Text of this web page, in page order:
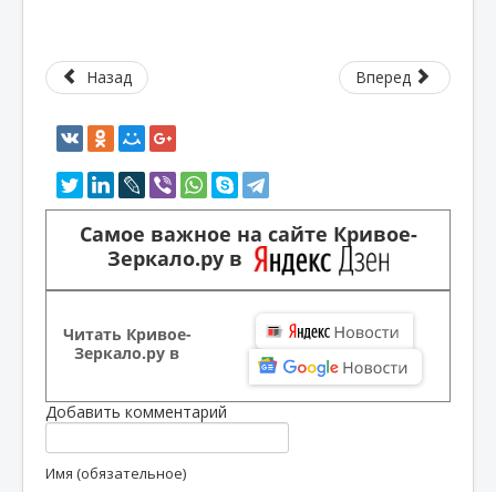
Назад Вперед
Самое важное на сайте Кривое-
Зеркало.ру в
Читать Кривое-
Зеркало.ру в
Добавить комментарий
Имя (обязательное)